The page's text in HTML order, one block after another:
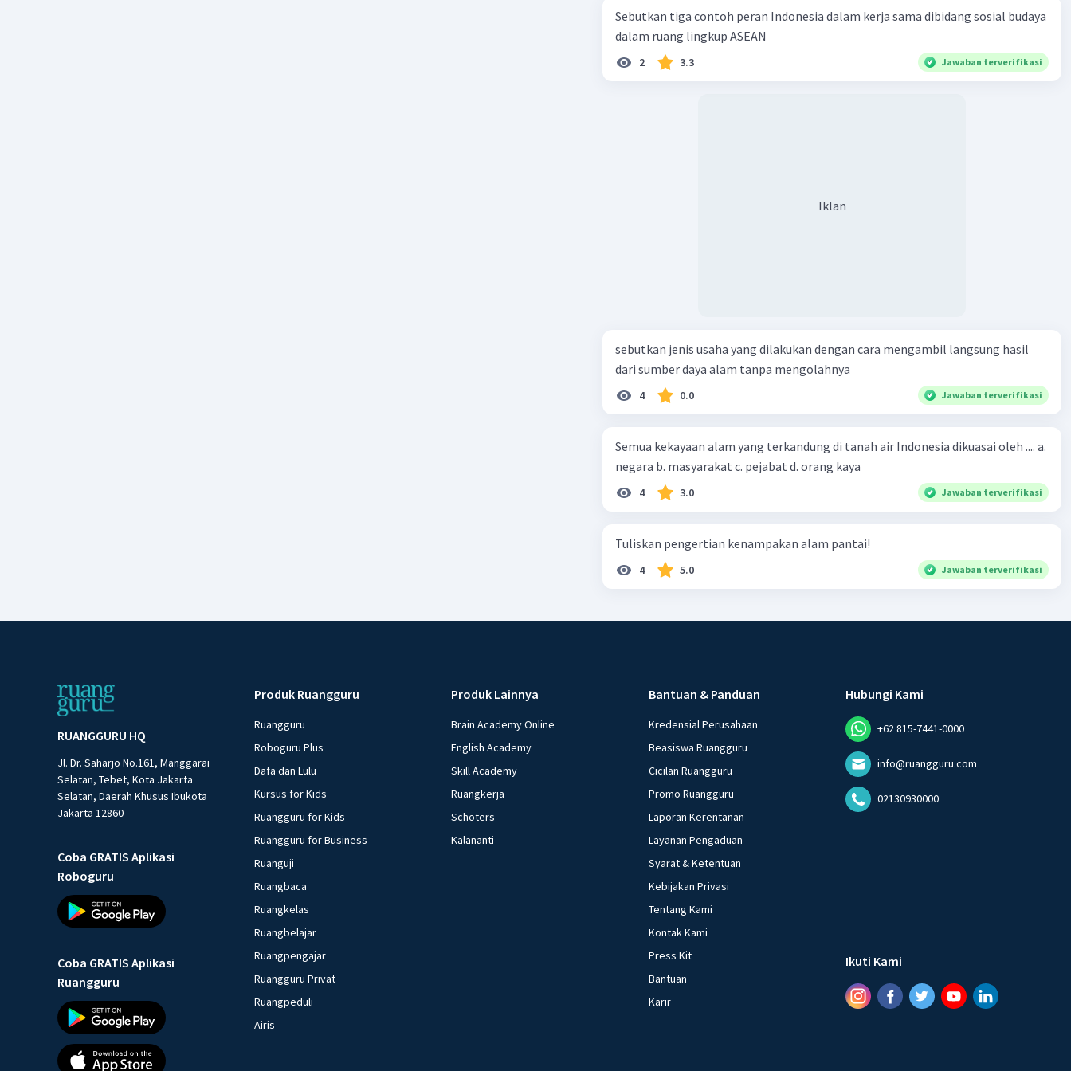
keuangan. Sebuah neraca pembayaran yang seimbang menunjukkan
bahwa negara tersebut tidak mengalami surplus atau defisit yang
signifikan dalam hubungan ekonomi internasionalnya. Pemerintah
Sebutkan tiga contoh peran Indonesia dalam kerja sama dibidang sosial budaya
dalam ruang lingkup ASEAN
2 3.3 Jawaban terverifikasi
Iklan
sebutkan jenis usaha yang dilakukan dengan cara mengambil langsung hasil
dari sumber daya alam tanpa mengolahnya
4 0.0 Jawaban terverifikasi
Semua kekayaan alam yang terkandung di tanah air Indonesia dikuasai oleh .... a.
negara b. masyarakat c. pejabat d. orang kaya
4 3.0 Jawaban terverifikasi
Tuliskan pengertian kenampakan alam pantai!
4 5.0 Jawaban terverifikasi
RUANGGURU HQ
Jl. Dr. Saharjo No.161, Manggarai
Selatan, Tebet, Kota Jakarta
Selatan, Daerah Khusus Ibukota
Jakarta 12860
Coba GRATIS Aplikasi
Roboguru
Coba GRATIS Aplikasi
Ruangguru
Produk Ruangguru
Ruangguru
Roboguru Plus
Dafa dan Lulu
Kursus for Kids
Ruangguru for Kids
Ruangguru for Business
Ruanguji
Ruangbaca
Ruangkelas
Ruangbelajar
Ruangpengajar
Ruangguru Privat
Ruangpeduli
Airis
Produk Lainnya
Brain Academy Online
English Academy
Skill Academy
Ruangkerja
Schoters
Kalananti
Bantuan & Panduan
Kredensial Perusahaan
Beasiswa Ruangguru
Cicilan Ruangguru
Promo Ruangguru
Laporan Kerentanan
Layanan Pengaduan
Syarat & Ketentuan
Kebijakan Privasi
Tentang Kami
Kontak Kami
Press Kit
Bantuan
Karir
Hubungi Kami
+62 815-7441-0000
info@ruangguru.com
02130930000
Ikuti Kami